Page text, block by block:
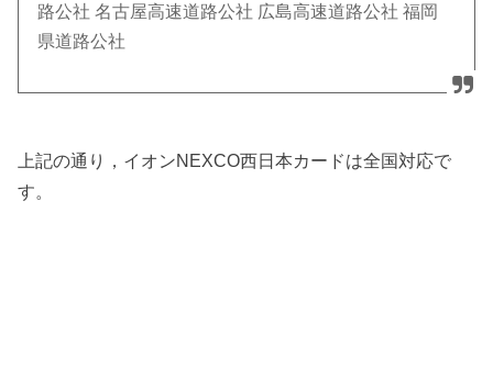
路公社 名古屋高速道路公社 広島高速道路公社 福岡
県道路公社
上記の通り，イオンNEXCO西日本カードは全国対応で
す。